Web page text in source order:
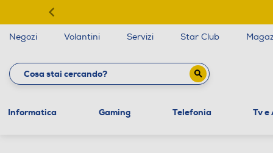
Negozi Volantini Servizi Star Club
Informatica Gaming Telefonia Tv e